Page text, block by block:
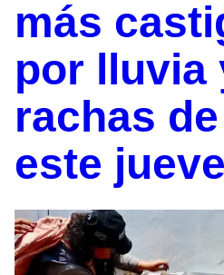
más
por lluvia
rachas
este